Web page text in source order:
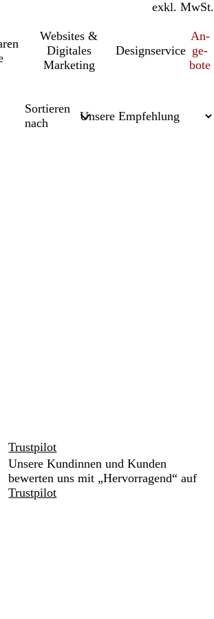
inkl. MwSt.
exkl. MwSt.
Websites &
Digitales
Marketing
Designservice
An­­
ge­­
bo­­te
Sortieren
nach
Trustpilot
Unsere Kundinnen und Kunden
bewerten uns mit „Hervorragend“ auf
Trustpilot